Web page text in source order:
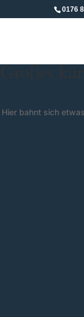
0176
Hier bahnt sich